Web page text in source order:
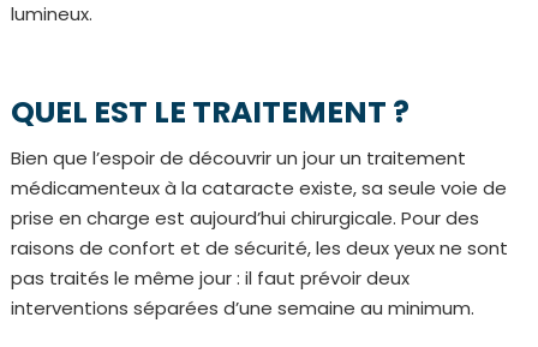
lumineux.
QUEL EST LE TRAITEMENT ?
Bien que l’espoir de découvrir un jour un traitement
médicamenteux à la cataracte existe, sa seule voie de
prise en charge est aujourd’hui chirurgicale. Pour des
raisons de confort et de sécurité, les deux yeux ne sont
pas traités le même jour : il faut prévoir deux
interventions séparées d’une semaine au minimum.